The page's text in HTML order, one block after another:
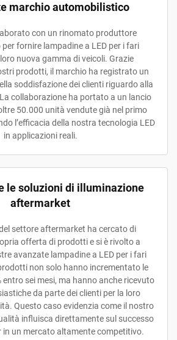
marchio automobilistico
con un rinomato produttore
fornire lampadine a LED per i fari
nuova gamma di veicoli. Grazie
prodotti, il marchio ha registrato un
soddisfazione dei clienti riguardo alla
collaborazione ha portato a un lancio
50.000 unità vendute già nel primo
l’efficacia della nostra tecnologia LED
in applicazioni reali.
le soluzioni di illuminazione
aftermarket
settore aftermarket ha cercato di
offerta di prodotti e si è rivolto a
avanzate lampadine a LED per i fari
non solo hanno incrementato le
entro sei mesi, ma hanno anche ricevuto
da parte dei clienti per la loro
Questo caso evidenzia come il nostro
influisca direttamente sul successo
in un mercato altamente competitivo.